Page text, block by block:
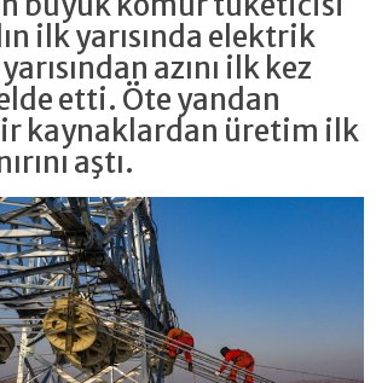
ilk yarısında elektrik
azını ilk kez
etti. Öte yandan
kaynaklardan üretim ilk
aştı.